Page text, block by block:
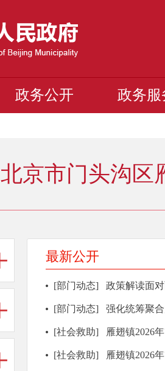
政务公开 政务服
北京市门头沟区
最新公开
[部门动态] 政策解读面
[部门动态] 强化统筹聚合
[社会救助] 雁翅镇2026
[社会救助] 雁翅镇2026